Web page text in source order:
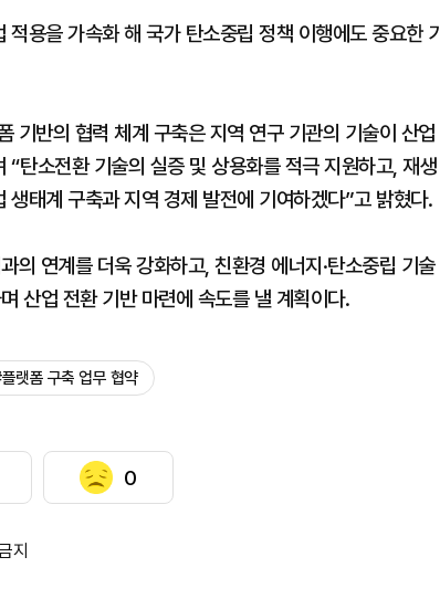
적용을 가속화 해 국가 탄소중립 정책 이행에도 중요한 기
기반의 협력 체계 구축은 지역 연구 기관의 기술이 산업
탄소전환 기술의 실증 및 상용화를 적극 지원하고, 재생
태계 구축과 지역 경제 발전에 기여하겠다”고 밝혔다.
의 연계를 더욱 강화하고, 친환경 에너지·탄소중립 기술
산업 전환 기반 마련에 속도를 낼 계획이다.
랫폼 구축 업무 협약
0
지